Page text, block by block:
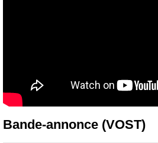
Bande-annonce (VOST)